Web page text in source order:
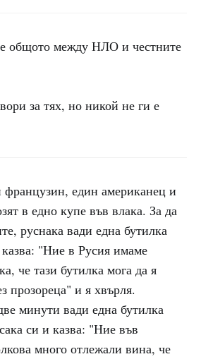
е общото между НЛО и честните
за тях, но никой не ги е
един американец и
в едно купе във влака. За да
руснака вади една бутилка
"Ние в Русия имаме
че тази бутилка мога да я
прозореца" и я хвърля.
минути вади една бутилка
си и казва: "Ние във
много отлежали вина, че